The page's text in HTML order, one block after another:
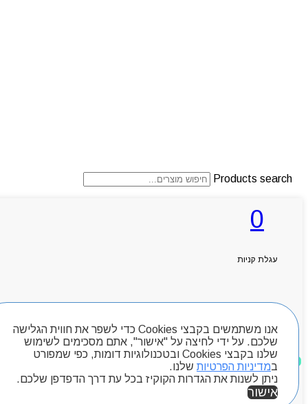
אנו משתמשים בקבצי Cookies כדי לשפר את חווית הגלישה
שלכם. על ידי לחיצה על "אישור", אתם מסכימים לשימוש
שלנו בקבצי Cookies ובטכנולוגיות דומות, כפי שמפורט
במדיניות הפרטיות שלנו.
ניתן לשנות את הגדרות הקוקיז בכל עת דרך הדפדפן שלכם.
אישור
0
עגלת קניות
חיפוש מוצרים
מוצרים שאהבתי
Products search
אודותניו
קטלוג מוצרים
מותגים
Byou